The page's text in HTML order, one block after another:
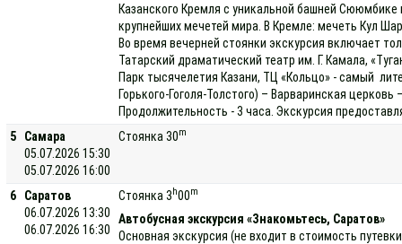
Казанского Кремля с уникальной башней
крупнейших мечетей мира. В Кремле: мечеть Кул
Во время вечерней стоянки экскурсия включает
Татарский драматический театр им. Г. Камала,
Парк тысячелетия Казани, ТЦ «Кольцо» - самый
Горького-Гоголя-Толстого) – Варваринская
Продолжительность - 3 часа. Экскурсия
5
Самара
05.07.2026 15:30
05.07.2026 16:00
Стоянка 30m
6
Саратов
06.07.2026 13:30
06.07.2026 16:30
Стоянка 3 h00m
Автобусная экскурсия «Знакомьтесь, Саратов»
Основная экскурсия (не входит в стоимость